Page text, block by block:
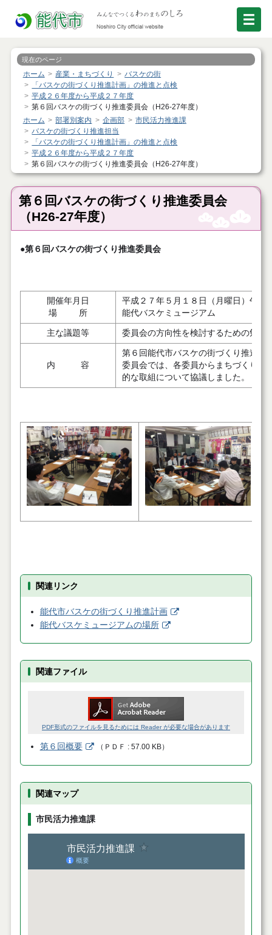
現在のページ
ホーム 産業・まちづくり
バスケの街
「バスケの街づくり推進計画」の推進と点検
平成２６年度から平成２７年度
第６回バスケの街づくり推進委員会（H26-27年度）
ホーム
部署別案内 企画部
市民活力推進課
バスケの街づくり推進担当
「バスケの街づくり推進計画」の推進と点検
平成２６年度から平成２７年度
第６回バスケの街づくり推進委員会（H26-27年度）
第６回バスケの街づくり推進委員会
（H26-27年度）
●第６回バスケの街づくり推進委員会
開催年月日
場 所
平成２７年５月１８日（月曜日）午後
能代バスケミュージアム
主な議題等 委員会の方向性を検討するための勉強
内 容
第６回能代市バスケの街づくり推進委
委員会では、各委員からまちづくりの
的な取組について協議しました。
関連リンク
能代市バスケの街づくり推進計画
能代バスケミュージアムの場所
関連ファイル
PDF形式のファイルを見るためには Reader が必要な場合があります
第６回概要 （ ＰＤＦ 57.00 KB）
関連マップ
市民活力推進課